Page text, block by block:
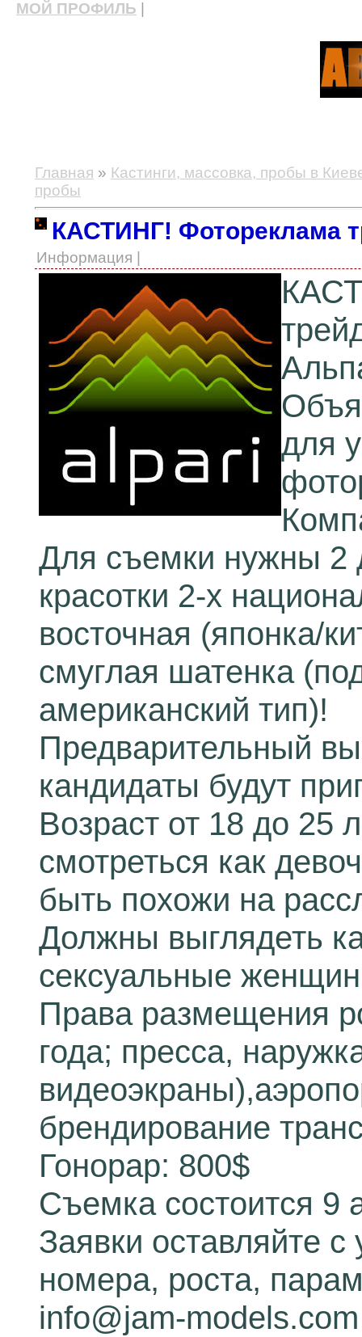
МОЙ ПРОФИЛЬ
Главная » Кастинги, массовка, пробы в
пробы
КАСТИНГ! Фотореклама
Информация |
для
Для съемки нужны 2
красотки 2-х
восточная (японка/
смуглая шатенка
американский тип)!
Предварительный
кандидаты будут
Возраст от 18 до 25
смотреться как
быть похожи на
Должны выглядеть
сексуальные
Права размещения
года; пресса,
брендирование
Гонорар: 800$
Съемка состоится 9
Заявки оставляйте с
номера, роста,
info@jam-models.com